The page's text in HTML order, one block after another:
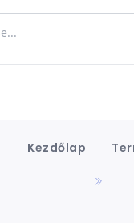
Kezdőlap